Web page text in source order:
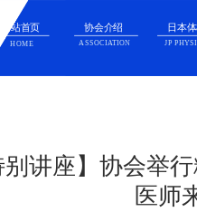
网站首页 协会介绍 日本
HOME ASSOCIATION JP
讲座】协会举
医师